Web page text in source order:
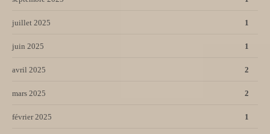
juillet 2025 1
juin 2025 1
avril 2025 2
mars 2025 2
février 2025 1